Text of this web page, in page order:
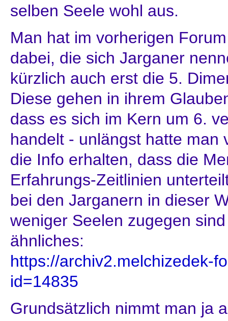
selben Seele wohl aus.
Man hat im vorherigen
dabei, die sich Jarganer
kürzlich auch erst die 5.
Diese gehen in ihrem
dass es sich im Kern um 6.
handelt - unlängst hatte man
die Info erhalten, dass die
Erfahrungs-Zeitlinien
bei den Jarganern in dieser
weniger Seelen zugegen
ähnliches:
https://archiv2.melchizedek-
id=14835
Grundsätzlich nimmt man ja